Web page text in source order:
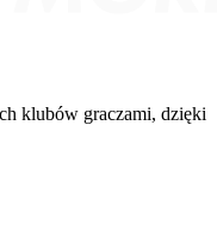
klubów graczami, dzięki